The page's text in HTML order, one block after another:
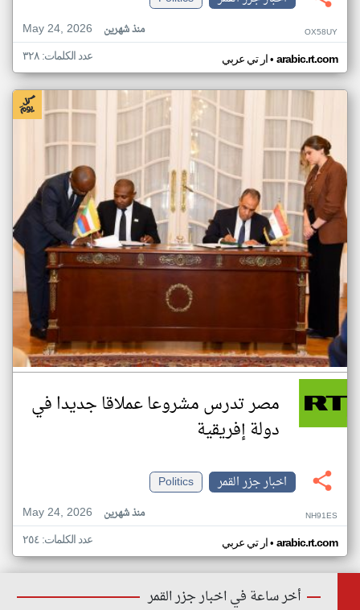
May 24, 2026
منذ شهرين OX58UY
ار تي عربي• arabic.rt.com عدد الكلمات: ٣٢٨
مصر تدرس مشروعا عملاقا جديدا في
دولة إفريقية
اخبار جزر القمر
Politics
May 24, 2026
منذ شهرين NH91ES
ار تي عربي• arabic.rt.com عدد الكلمات: ٢٥٤
أخر ساعة في اخبار جزر القمر